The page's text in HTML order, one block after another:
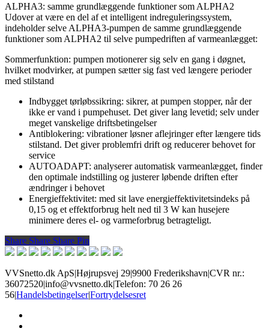
ALPHA3: samme grundlæggende funktioner som ALPHA2
Udover at være en del af et intelligent indreguleringssystem,
indeholder selve ALPHA3-pumpen de samme grundlæggende
funktioner som ALPHA2 til selve pumpedriften af varmeanlægget:
Sommerfunktion: pumpen motionerer sig selv en gang i døgnet,
hvilket modvirker, at pumpen sætter sig fast ved længere perioder
med stilstand
Indbygget tørløbssikring: sikrer, at pumpen stopper, når der
ikke er vand i pumpehuset. Det giver lang levetid; selv under
meget vanskelige driftsbetingelser
Antiblokering: vibrationer løsner aflejringer efter længere tids
stilstand. Det giver problemfri drift og reducerer behovet for
service
AUTOADAPT: analyserer automatisk varmeanlægget, finder
den optimale indstilling og justerer løbende driften efter
ændringer i behovet
Energieffektivitet: med sit lave energieffektivitetsindeks på
0,15 og et effektforbrug helt ned til 3 W kan husejere
minimere deres el- og varmeforbrug betragteligt.
Share
Share Share Share Pin
VVSnetto.dk ApS|Højrupsvej 29|9900 Frederikshavn|CVR nr.:
36072520|info@vvsnetto.dk|Telefon: 70 26 26
56|Handelsbetingelser|Fortrydelsesret